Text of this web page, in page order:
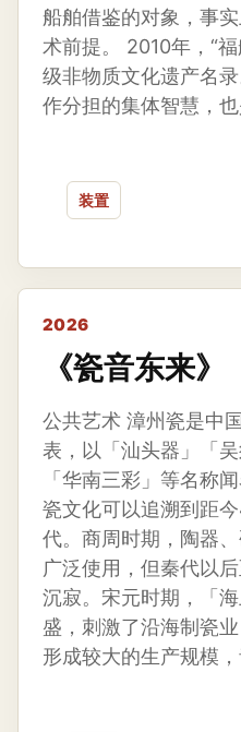
船舶借鉴的对象，事
术前提。 2010年，“
级非物质文化遗产名
作分担的集体智慧，
装置
2026
《瓷音东来》
公共艺术 漳州瓷是中
表，以「汕头器」「吴
「华南三彩」等名称
瓷文化可以追溯到距
代。商周时期，陶器
广泛使用，但秦代以
沉寂。宋元时期，「
盛，刺激了沿海制瓷
形成较大的生产规模